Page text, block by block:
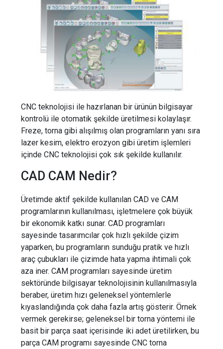
CNC teknolojisi ile hazırlanan bir ürünün bilgisayar
kontrolü ile otomatik şekilde üretilmesi kolaylaşır.
Freze, torna gibi alışılmış olan programların yanı sıra
lazer kesim, elektro erozyon gibi üretim işlemleri
içinde CNC teknolojisi çok sık şekilde kullanılır.
CAD CAM Nedir?
Üretimde aktif şekilde kullanılan CAD ve CAM
programlarının kullanılması, işletmelere çok büyük
bir ekonomik katkı sunar. CAD programları
sayesinde tasarımcılar çok hızlı şekilde çizim
yaparken, bu programların sunduğu pratik ve hızlı
araç çubukları ile çizimde hata yapma ihtimali çok
aza iner. CAM programları sayesinde üretim
sektöründe bilgisayar teknolojisinin kullanılmasıyla
beraber, üretim hızı geleneksel yöntemlerle
kıyaslandığında çok daha fazla artış gösterir. Örnek
vermek gerekirse; geleneksel bir torna yöntemi ile
basit bir parça saat içerisinde iki adet üretilirken, bu
parça CAM programı sayesinde CNC torna